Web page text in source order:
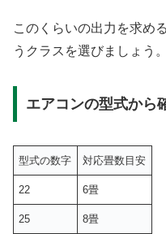
このくらいの出力を求め
うクラスを選びましょう。
エアコンの型式から
型式の数字 対応畳数目安
22 6畳
25 8畳